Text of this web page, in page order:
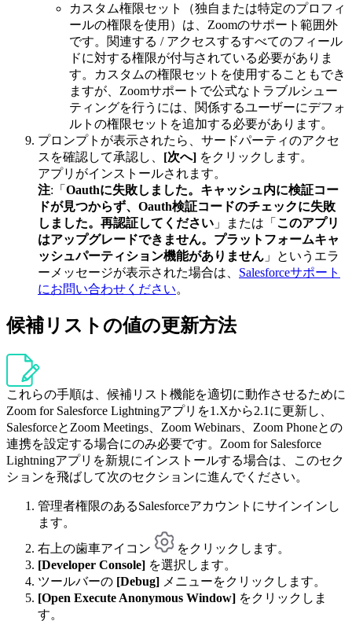
カスタム権限セット（独自または特定のプロフィ
ールの権限を使用）は、Zoomのサポート範囲外
です。関連する / アクセスするすべてのフィール
ドに対する権限が付与されている必要がありま
す。カスタムの権限セットを使用することもでき
ますが、Zoomサポートで公式なトラブルシュー
ティングを行うには、関係するユーザーにデフォ
ルトの権限セットを追加する必要があります。
プロンプトが表示されたら、サードパーティのアクセ
スを確認して承認し、 [次へ] をクリックします。
アプリがインストールされます。
注:「 Oauthに失敗しました。キャッシュ内に検証コー
ドが見つからず、Oauth検証コードのチェックに失敗
しました。再認証してください 」または「 このアプリ
はアップグレードできません。プラットフォームキャ
ッシュパーティション機能がありません 」というエラ
ーメッセージが表示された場合は、 Salesforceサポート
にお問い合わせください。
候補リストの値の更新方法
これらの手順は、候補リスト機能を適切に動作させるために
Zoom for Salesforce Lightningアプリを1.Xから2.1に更新し、
SalesforceとZoom Meetings、Zoom Webinars、Zoom Phoneとの
連携を設定する場合にのみ必要です。Zoom for Salesforce
Lightningアプリを新規にインストールする場合は、このセク
ションを飛ばして次のセクションに進んでください。
管理者権限のあるSalesforceアカウントにサインインし
ます。
右上の歯車アイコン
をクリックします。
[Developer Console] を選択します。
ツールバーの [Debug] メニューをクリックします。
[Open Execute Anonymous Window] をクリックしま
す。